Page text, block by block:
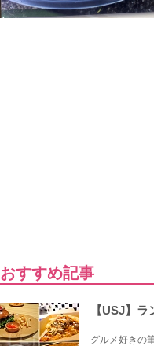
おすすめ記事
【USJ】
グルメ好きの